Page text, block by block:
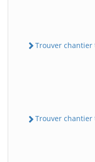
Trouver chantier
Trouver chantier